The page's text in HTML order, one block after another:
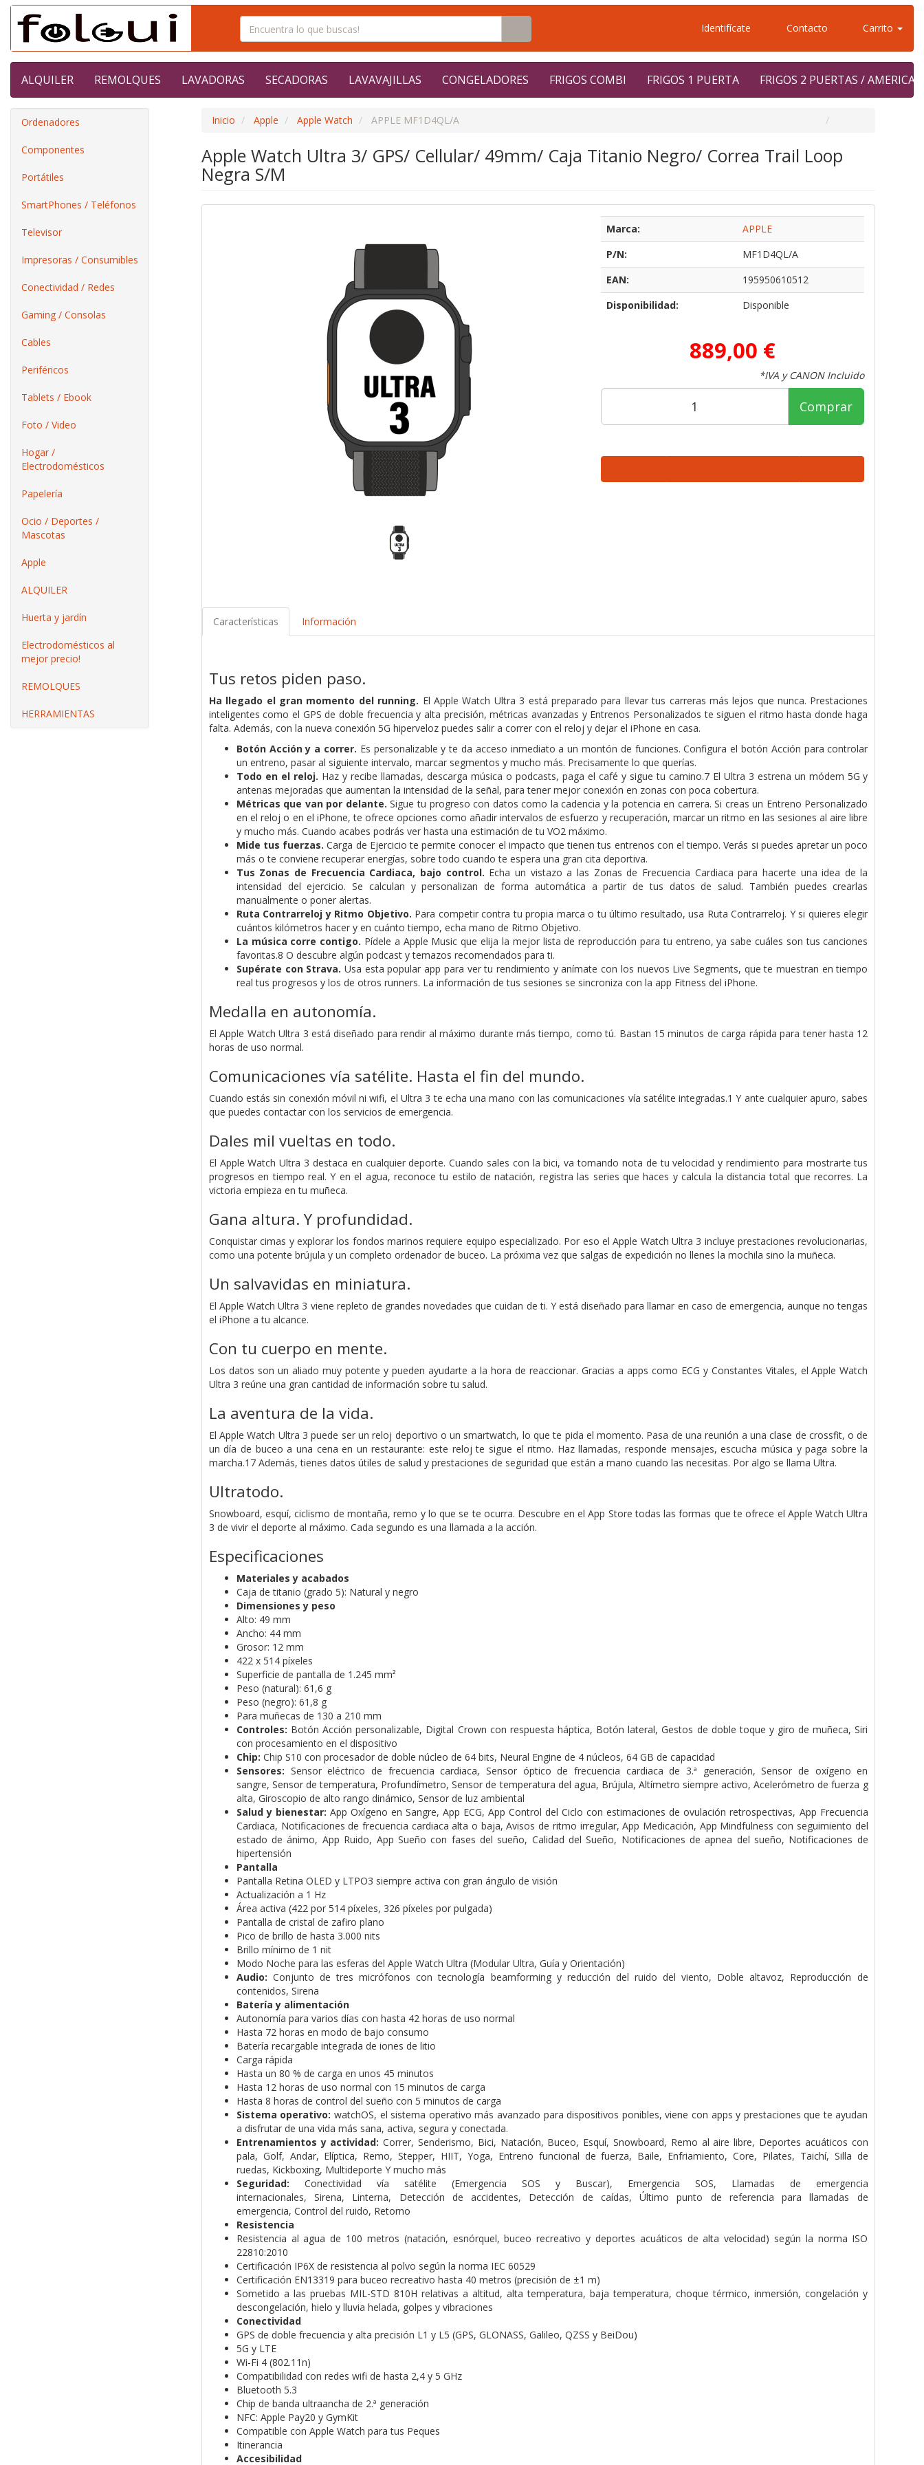
Identifícate Contacto Carrito
ALQUILER REMOLQUES LAVADORAS SECADORAS LAVAVAJILLAS CONGELADORES FRIGOS COMBI FRIGOS 1 PUERTA FRIGOS 2 PUERTAS /
Ordenadores
Componentes
Portátiles
SmartPhones / Teléfonos
Televisor
Impresoras / Consumibles
Conectividad / Redes
Gaming / Consolas
Cables
Periféricos
Tablets / Ebook
Foto / Video
Hogar /
Electrodomésticos
Papelería
Ocio / Deportes /
Mascotas
Apple
ALQUILER
Huerta y jardín
Electrodomésticos al
mejor precio!
REMOLQUES
HERRAMIENTAS
Inicio Apple Apple Watch APPLE MF1D4QL/A
Apple Watch Ultra 3/ GPS/ Cellular/ 49mm/ Caja Titanio Negro/ Correa Trail Loop
Negra S/M
Marca:
APPLE
P/N:
MF1D4QL/A
EAN:
195950610512
Disponibilidad:
Disponible
889,00 €
*IVA y CANON Incluido
Comprar
Características Información
Tus retos piden paso.
Ha llegado el gran momento del running. El Apple Watch Ultra 3 está preparado para llevar tus carreras más lejos que nunca. Prestaciones
inteligentes como el GPS de doble frecuencia y alta precisión, métricas avanzadas y Entrenos Personalizados te siguen el ritmo hasta donde haga
falta. Además, con la nueva conexión 5G hiperveloz puedes salir a correr con el reloj y dejar el iPhone en casa.
Botón Acción y a correr. Es personalizable y te da acceso inmediato a un montón de funciones. Configura el botón Acción para controlar
un entreno, pasar al siguiente intervalo, marcar segmentos y mucho más. Precisamente lo que querías.
Todo en el reloj. Haz y recibe llamadas, descarga música o podcasts, paga el café y sigue tu camino.7 El Ultra 3 estrena un módem 5G y
antenas mejoradas que aumentan la intensidad de la señal, para tener mejor conexión en zonas con poca cobertura.
Métricas que van por delante. Sigue tu progreso con datos como la cadencia y la potencia en carrera. Si creas un Entreno Personalizado
en el reloj o en el iPhone, te ofrece opciones como añadir intervalos de esfuerzo y recuperación, marcar un ritmo en las sesiones al aire libre
y mucho más. Cuando acabes podrás ver hasta una estimación de tu VO2 máximo.
Mide tus fuerzas.Carga de Ejercicio te permite conocer el impacto que tienen tus entrenos con el tiempo. Verás si puedes apretar un poco
más o te conviene recuperar energías, sobre todo cuando te espera una gran cita deportiva.
Tus Zonas de Frecuencia Cardiaca, bajo control. Echa un vistazo a las Zonas de Frecuencia Cardiaca para hacerte una idea de la
intensidad del ejercicio. Se calculan y personalizan de forma automática a partir de tus datos de salud. También puedes crearlas
manualmente o poner alertas.
Ruta Contrarreloj y Ritmo Objetivo. Para competir contra tu propia marca o tu último resultado, usa Ruta Contrarreloj. Y si quieres elegir
cuántos kilómetros hacer y en cuánto tiempo, echa mano de Ritmo Objetivo.
La música corre contigo. Pídele a Apple Music que elija la mejor lista de reproducción para tu entreno, ya sabe cuáles son tus canciones
favoritas.8 O descubre algún podcast y temazos recomendados para ti.
Supérate con Strava. Usa esta popular app para ver tu rendimiento y anímate con los nuevos Live Segments, que te muestran en tiempo
real tus progresos y los de otros runners. La información de tus sesiones se sincroniza con la app Fitness del iPhone.
Medalla en autonomía.
El Apple Watch Ultra 3 está diseñado para rendir al máximo durante más tiempo, como tú. Bastan 15 minutos de carga rápida para tener hasta 12
horas de uso normal.
Comunicaciones vía satélite. Hasta el fin del mundo.
Cuando estás sin conexión móvil ni wifi, el Ultra 3 te echa una mano con las comunicaciones vía satélite integradas.1 Y ante cualquier apuro, sabes
que puedes contactar con los servicios de emergencia.
Dales mil vueltas en todo.
El Apple Watch Ultra 3 destaca en cualquier deporte. Cuando sales con la bici, va tomando nota de tu velocidad y rendi­miento para mostrarte tus
progresos en tiempo real. Y en el agua, reconoce tu estilo de natación, registra las series que haces y calcula la distancia total que recorres. La
victoria empieza en tu muñeca.
Gana altura. Y profundidad.
Conquistar cimas y explorar los fondos marinos requiere equipo especializado. Por eso el Apple Watch Ultra 3 incluye prestaciones revolucionarias,
como una potente brújula y un completo ordenador de buceo. La próxima vez que salgas de expedición no llenes la mochila sino la muñeca.
Un salvavidas en miniatura.
El Apple Watch Ultra 3 viene repleto de grandes novedades que cuidan de ti. Y está diseñado para llamar en caso de emergencia, aunque no tengas
el iPhone a tu alcance.
Con tu cuerpo en mente.
Los datos son un aliado muy potente y pueden ayudarte a la hora de reaccionar. Gracias a apps como ECG y Constantes Vitales, el Apple Watch
Ultra 3 reúne una gran cantidad de información sobre tu salud.
La aventura de la vida.
El Apple Watch Ultra 3 puede ser un reloj deportivo o un smartwatch, lo que te pida el momento. Pasa de una reunión a una clase de crossfit, o de
un día de buceo a una cena en un restaurante: este reloj te sigue el ritmo. Haz llamadas, responde mensajes, escucha música y paga sobre la
marcha.17 Además, tienes datos útiles de salud y prestaciones de seguridad que están a mano cuando las necesitas. Por algo se llama Ultra.
Ultratodo.
Snowboard, esquí, ciclismo de montaña, remo y lo que se te ocurra. Descubre en el App Store todas las formas que te ofrece el Apple Watch Ultra
3 de vivir el deporte al máximo. Cada segundo es una llamada a la acción.
Especificaciones
Materiales y acabados
Caja de titanio (grado 5): Natural y negro
Dimensiones y peso
Alto: 49 mm
Ancho: 44 mm
Grosor: 12 mm
422 x 514 píxeles
Superficie de pantalla de 1.245 mm²
Peso (natural): 61,6 g
Peso (negro): 61,8 g
Para muñecas de 130 a 210 mm
Controles: Botón Acción personalizable, Digital Crown con respuesta háptica, Botón lateral,Gestos de doble toque y giro de muñeca,Siri
con procesamiento en el dispositivo
Chip: Chip S10 con procesador de doble núcleo de 64 bits, Neural Engine de 4 núcleos, 64 GB de capacidad
Sensores: Sensor eléctrico de frecuencia cardiaca, Sensor óptico de frecuencia cardiaca de 3.ª generación,Sensor de oxígeno en
sangre, Sensor de temperatura, Profundímetro,Sensor de temperatura del agua, Brújula, Altímetro siempre activo,Acelerómetro de fuerza g
alta, Giroscopio de alto rango dinámico, Sensor de luz ambiental
Salud y bienestar: App Oxígeno en Sangre,App ECG,App Control del Ciclo con estimaciones de ovulación retrospectivas, App Frecuencia
Cardiaca, Notificaciones de frecuencia cardiaca alta o baja,Avisos de ritmo irregular,App Medicación, App Mindfulness con seguimiento del
estado de ánimo, App Ruido, App Sueño con fases del sueño, Calidad del Sueño, Notificaciones de apnea del sueño, Notificaciones de
hipertensión
Pantalla
Pantalla Retina OLED y LTPO3 siempre activa con gran ángulo de visión
Actualización a 1 Hz
Área activa (422 por 514 píxeles, 326 píxeles por pulgada)
Pantalla de cristal de zafiro plano
Pico de brillo de hasta 3.000 nits
Brillo mínimo de 1 nit
Modo Noche para las esferas del Apple Watch Ultra (Modular Ultra, Guía y Orientación)
Audio: Conjunto de tres micrófonos con tecnología beamforming y reducción del ruido del viento, Doble altavoz, Reproducción de
contenidos, Sirena
Batería y alimentación
Autonomía para varios días con hasta 42 horas de uso normal
Hasta 72 horas en modo de bajo consumo
Batería recargable integrada de iones de litio
Carga rápida
Hasta un 80 % de carga en unos 45 minutos
Hasta 12 horas de uso normal con 15 minutos de carga
Hasta 8 horas de control del sueño con 5 minutos de carga
Sistema operativo: watchOS, el sistema operativo más avanzado para dispositivos ponibles, viene con apps y prestaciones que te ayudan
a disfrutar de una vida más sana, activa, segura y conectada.
Entrenamientos y actividad: Correr, Senderismo, Bici, Natación, Buceo, Esquí, Snowboard, Remo al aire libre, Deportes acuáticos con
pala, Golf, Andar, Elíptica, Remo,Stepper, HIIT, Yoga, Entreno funcional de fuerza, Baile, Enfriamiento,Core, Pilates, Taichí, Silla de
ruedas, Kickboxing, Multideporte Y mucho más
Seguridad: Conectividad vía satélite (Emergencia SOS y Buscar), Emergencia SOS, Llamadas de emergencia
internacionales,Sirena, Linterna, Detección de accidentes, Detección de caídas,Último punto de referencia para llamadas de
emergencia, Control del ruido, Retorno
Resistencia
Resistencia al agua de 100 metros (natación, esnórquel, buceo recreativo y deportes acuáticos de alta velocidad) según la norma ISO
22810:2010
Certificación IP6X de resistencia al polvo según la norma IEC 60529
Certificación EN13319 para buceo recreativo hasta 40 metros (precisión de ±1 m)
Sometido a las pruebas MIL-STD 810H relativas a altitud, alta temperatura, baja temperatura, choque térmico, inmersión, congelación y
descongelación, hielo y lluvia helada, golpes y vibraciones
Conectividad
GPS de doble frecuencia y alta precisión L1 y L5 (GPS, GLONASS, Galileo, QZSS y BeiDou)
5G y LTE
Wi-Fi 4 (802.11n)
Compati­bilidad con redes wifi de hasta 2,4 y 5 GHz
Bluetooth 5.3
Chip de banda ultraancha de 2.ª generación
NFC: Apple Pay20 y GymKit
Compatible con Apple Watch para tus Peques
Itinerancia
Accesibilidad